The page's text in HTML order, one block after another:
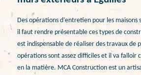
Des opérations d’entretien pour les maisons
il faut rendre présentable ces types de
est indispensable de réaliser des travaux de
opérations sont assez difficiles et il va falloir
en la matière. MCA Construction est un